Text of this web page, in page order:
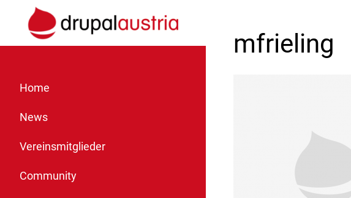
Home
News
Vereinsmitglieder
Community
mfrieling